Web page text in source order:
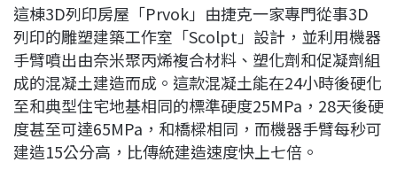
這棟3D列印房屋「Prvok」由捷克一家專門從事3D
列印的雕塑建築工作室「Scolpt」設計，並利用機器
手臂噴出由奈米聚丙烯複合材料、塑化劑和促凝劑組
成的混凝土建造而成。這款混凝土能在24小時後硬化
至和典型住宅地基相同的標準硬度25MPa，28天後硬
度甚至可達65MPa，和橋樑相同，而機器手臂每秒可
建造15公分高，比傳統建造速度快上七倍。